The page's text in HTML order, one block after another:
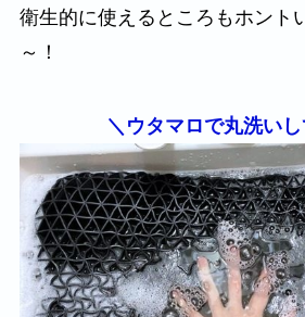
衛生的に使えるところもホント
～！
＼ウタマロで丸洗い